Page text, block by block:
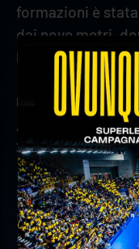
formazioni è
dai nove metri,
hanno
U17
A: PALLAVOLO
3 (17-25; 20-25;
Successo in
scaligera nella
concorrente per